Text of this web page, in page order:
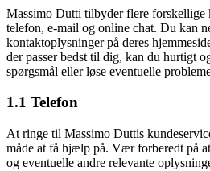
Massimo Dutti tilbyder flere forskellige
telefon, e-mail og online chat. Du kan
kontaktoplysninger på deres
der passer bedst til dig, kan du hurtigt
spørgsmål eller løse eventuelle
1.1 Telefon
At ringe til Massimo Duttis
måde at få hjælp på. Vær forberedt på
og eventuelle andre relevante